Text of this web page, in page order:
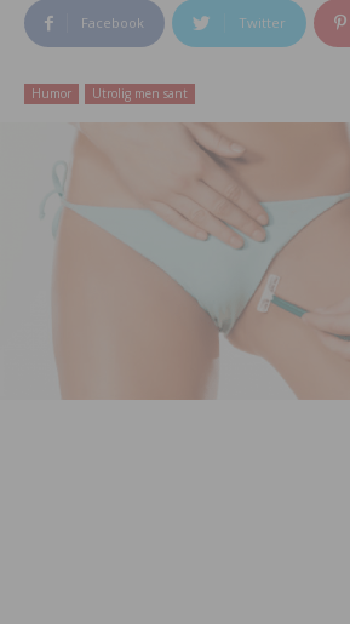
Facebook Twitter
Humor Utrolig men sant